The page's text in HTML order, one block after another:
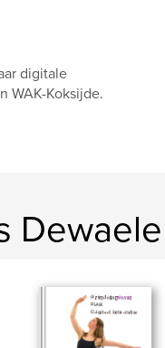
digitale
WAK-Koksijde.
Dewaele